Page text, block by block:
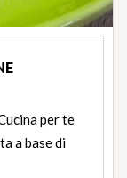
per te
a base di